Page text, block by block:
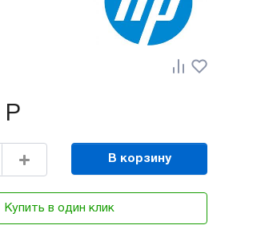
Р
В корзину
Купить в один клик